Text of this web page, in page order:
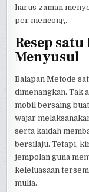
harus zaman
per mencong.
Resep
Menyusul
Balapan Metode
dimenangkan. Tak
mobil bersaing
wajar
serta kaidah
bersilaju. Tetapi,
jempolan guna
keleluasaan
mulia.